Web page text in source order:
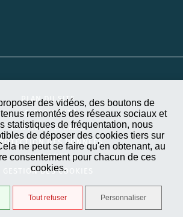
des vidéos, des boutons de
remontés des réseaux sociaux et
statistiques de fréquentation, nous
de déposer des cookies tiers sur
ne peut se faire qu'en obtenant, au
consentement pour chacun de ces
cookies.
Tout refuser Personnaliser
PLAN DU SITE
ACCESSIBILITÉ
MENTIONS LÉGALES
DES DONNÉES
EXTRANET
GESTION DES COOKIES
STRATIS